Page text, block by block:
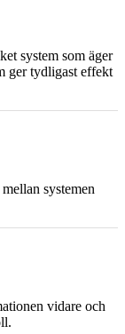
system som äger
ger tydligast effekt
systemen
vidare och